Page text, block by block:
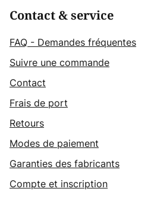
Contact & service
FAQ - Demandes fréquentes
Suivre une commande
Contact
Frais de port
Retours
Modes de paiement
Garanties des fabricants
Compte et inscription